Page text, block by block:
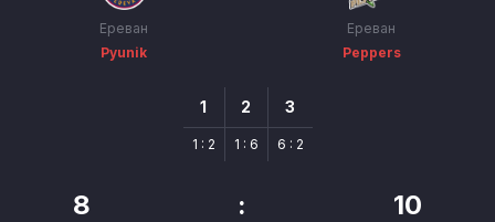
Ереван
Pyunik
Ереван
Peppers
1
1 : 2
2
1 : 6
3
6 : 2
8 : 10